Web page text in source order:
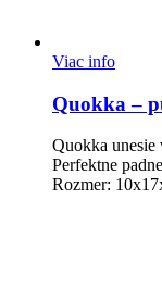
Viac info
Quokka –
Quokka
Perfektne
Rozmer: